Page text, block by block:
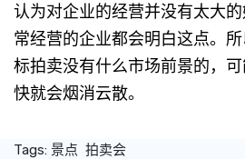
认为对企业的经营并没有太大
常经营的企业都会明白这点。
标拍卖没有什么市场前景的，
快就会烟消云散。
Tags: 景点 拍卖会